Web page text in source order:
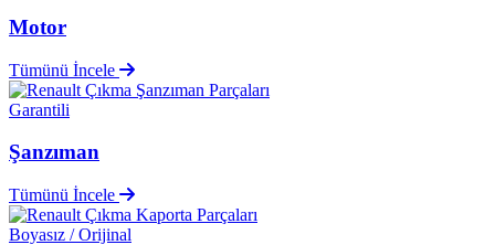
Motor
Tümünü İncele
Garantili
Şanzıman
Tümünü İncele
Boyasız / Orijinal